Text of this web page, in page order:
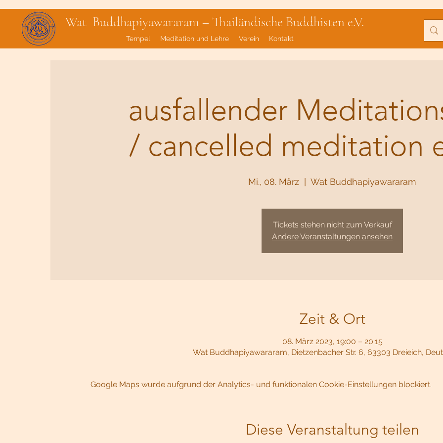
Wat Buddhapiyawararam – Thailändische Buddhisten e.V.
Tempel Meditation und Lehre Verein Kontakt
ausfallender
/ cancelled meditation
Mi., 08. März Wat Buddhapiyawararam
Tickets stehen nicht zum Verkauf
Andere Veranstaltungen ansehen
Zeit & Ort
08. März 2023, 19:00 – 20:15
Wat Buddhapiyawararam, Dietzenbacher Str. 6, 63303 Dreieich,
Google Maps wurde aufgrund der Analytics- und funktionalen Cookie-Einstellungen blockiert.
Diese Veranstaltung teilen